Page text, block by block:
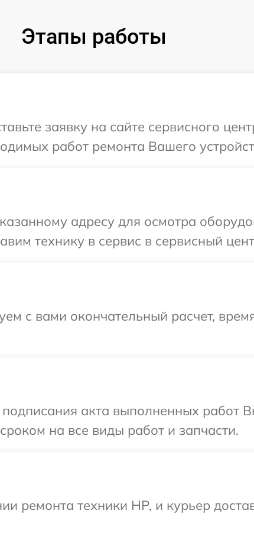
Этапы работы
заявку на сайте сервисного
работ ремонта Вашего
адресу для осмотра
технику в сервис в сервисный
с вами окончательный расчет,
подписания акта выполненных
на все виды работ и запчасти.
ремонта техники HP, и курьер